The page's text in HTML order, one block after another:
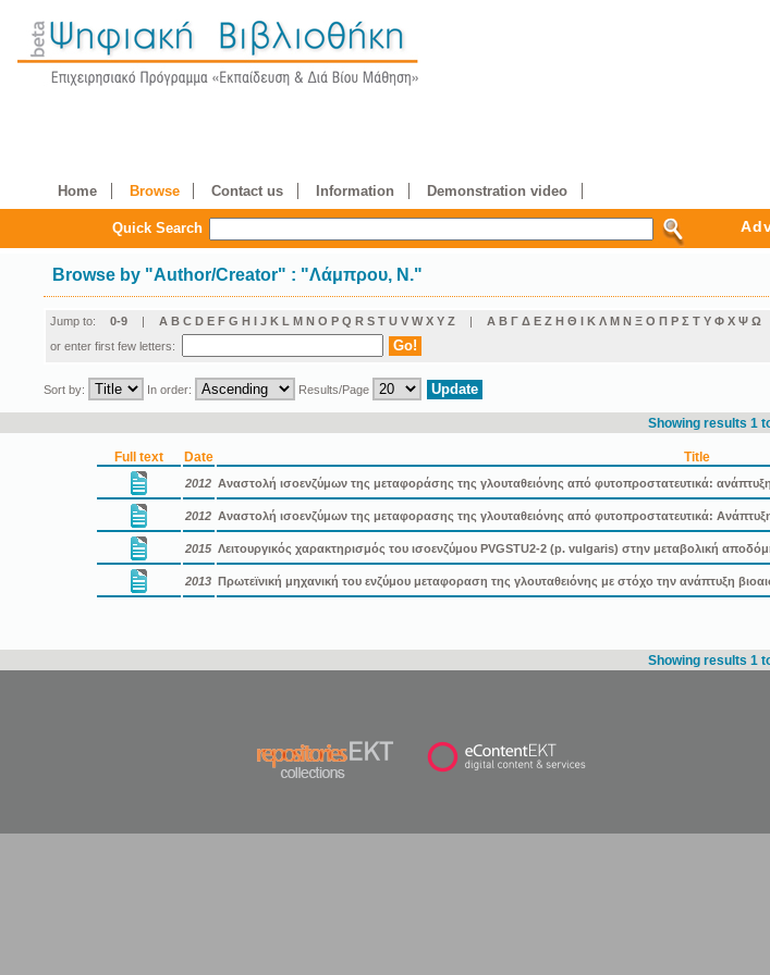
Home Browse Contact us Information Demonstration video
Quick Search
Browse by "Author/Creator" : "Λάμπρου, Ν."
Jump to: 0-9 | A B C D E F G H I J K L M N O P Q R S T U V W X Y Z | Α Β Γ Δ Ε Ζ Η Θ Ι Κ Λ Μ Ν Ξ Ο Π Ρ Σ Τ Υ Φ Χ Ψ Ω
or enter first few letters:
Sort by: In order: Results/Page
Showing results 1
Full text Date Title
2012 Αναστολή ισοενζύμων της μεταφοράσης της γλουταθειόνης από φυτοπροστατευτικά:
2012 Αναστολή ισοενζύμων της μεταφορασης της γλουταθειόνης από φυτοπροστατευτικά:
2015 Λειτουργικός χαρακτηρισμός του ισοενζύμου PVGSTU2-2 (p. vulgaris) στην μεταβολική
2013 Πρωτεϊνική μηχανική του ενζύμου μεταφοραση της γλουταθειόνης με στόχο την ανάπτυξη
Showing results 1